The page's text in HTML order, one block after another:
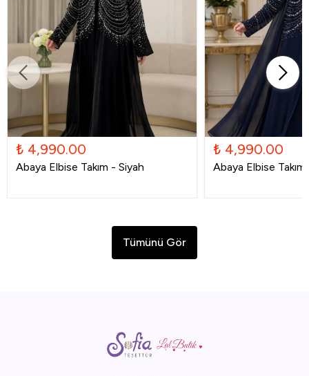
₺ 4,990.00
Abaya Elbise Takım - Siyah
₺ 4,990.00
Abaya Elbise
Tümünü Gör